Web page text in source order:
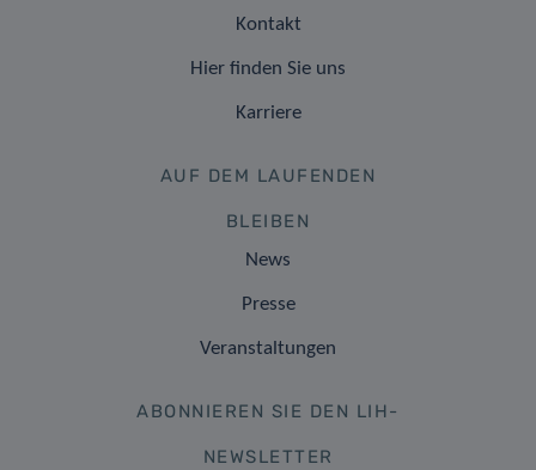
Kontakt
Hier finden Sie uns
Karriere
AUF DEM LAUFENDEN
BLEIBEN
News
Presse
Veranstaltungen
ABONNIEREN SIE DEN LIH-
NEWSLETTER